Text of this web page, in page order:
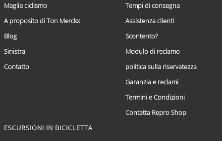
Maglie ciclismo
A proposito di Ton Merckx
Blog
Sinistra
Contatto
Tempi di consegna
Assistenza clienti
Scontento?
Modulo di reclamo
politica sulla riservatezza
Garanzia e reclami
Termini e Condizioni
Contatta Repro Shop
ESCURSIONI IN BICICLETTA